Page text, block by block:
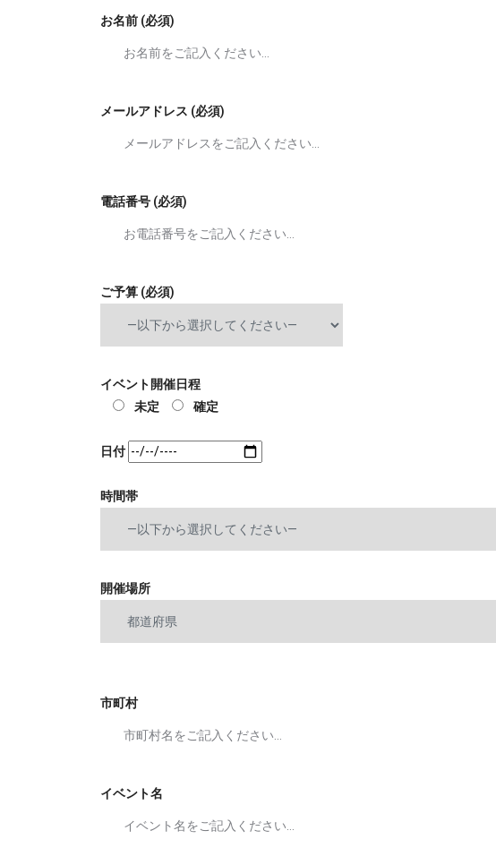
お名前 (必須)
メールアドレス (必須)
電話番号 (必須)
ご予算 (必須)
イベント開催日程
未定
確定
日付
時間帯
開催場所
市町村
イベント名